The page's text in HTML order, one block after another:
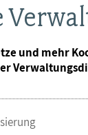
und mehr